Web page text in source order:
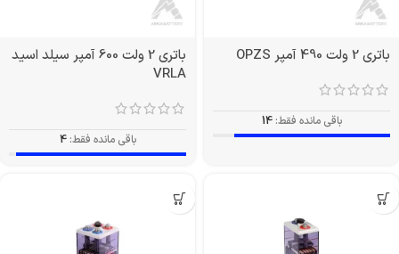
باتری 2 ولت 490 آمپر OPZS
باقی مانده فقط: 14
باتری 2 ولت 600 آمپر سیلد اسید
VRLA
باقی مانده فقط: 4